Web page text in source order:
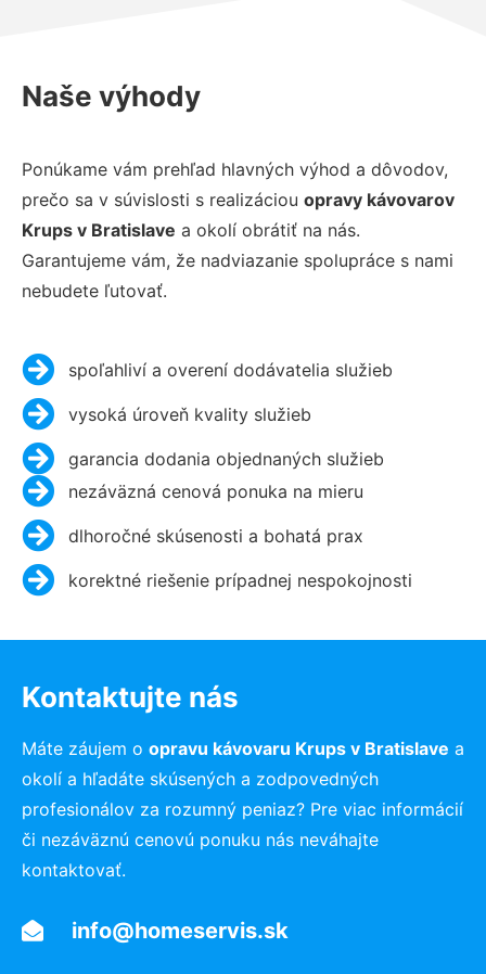
Naše výhody
Ponúkame vám prehľad hlavných výhod a dôvodov,
prečo sa v súvislosti s realizáciou opravy kávovarov
Krups v Bratislave a okolí obrátiť na nás.
Garantujeme vám, že nadviazanie spolupráce s nami
nebudete ľutovať.
spoľahliví a overení dodávatelia služieb
vysoká úroveň kvality služieb
garancia dodania objednaných služieb
nezáväzná cenová ponuka na mieru
dlhoročné skúsenosti a bohatá prax
korektné riešenie prípadnej nespokojnosti
Kontaktujte nás
Máte záujem o opravu kávovaru Krups v Bratislave a
okolí a hľadáte skúsených a zodpovedných
profesionálov za rozumný peniaz? Pre viac informácií
či nezáväznú cenovú ponuku nás neváhajte
kontaktovať.
info@homeservis.sk